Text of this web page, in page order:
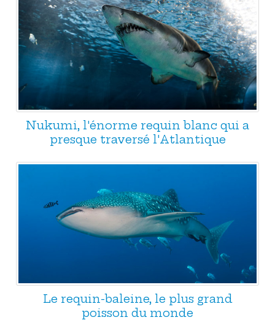
Nukumi, l'énorme requin blanc qui a
presque traversé l'Atlantique
Le requin-baleine, le plus grand
poisson du monde